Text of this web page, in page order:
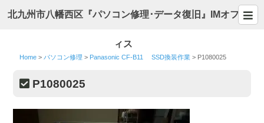
北九州市八幡西区『パソコン修理･データ復旧』IMオフ
ィス
Home > パソコン修理 > Panasonic CF-B11 SSD換装作業 > P1080025
P1080025